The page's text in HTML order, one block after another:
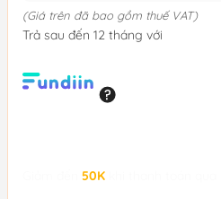
(Giá trên đã bao gồm thuế VAT)
Trả sau đến 12 tháng với
50K